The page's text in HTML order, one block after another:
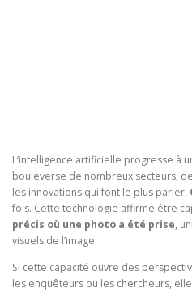
L’intelligence artificielle progresse à
bouleverse de nombreux secteurs,
les innovations qui font le plus parler,
fois. Cette technologie affirme être
précis où une photo a été prise,
visuels de l’image.
Si cette capacité ouvre des
les enquêteurs ou les chercheurs,